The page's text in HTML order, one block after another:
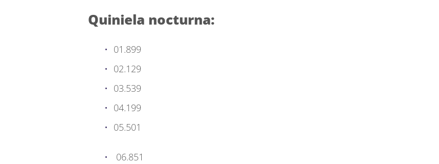
Quiniela nocturna:
01.899
02.129
03.539
04.199
05.501
06.851